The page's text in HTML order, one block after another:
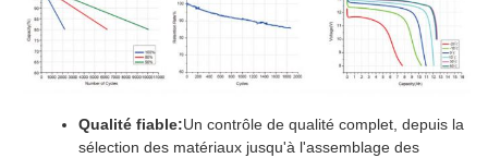
Qualité fiable:Un contrôle de qualité complet, depuis la
sélection des matériaux jusqu'à l'assemblage des